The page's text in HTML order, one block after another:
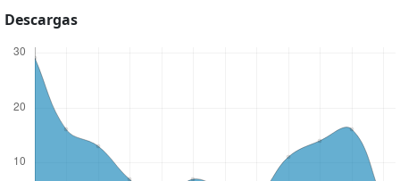
Descargas